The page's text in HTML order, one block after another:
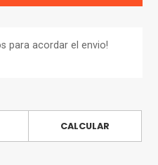
para acordar el envio!
CALCULAR